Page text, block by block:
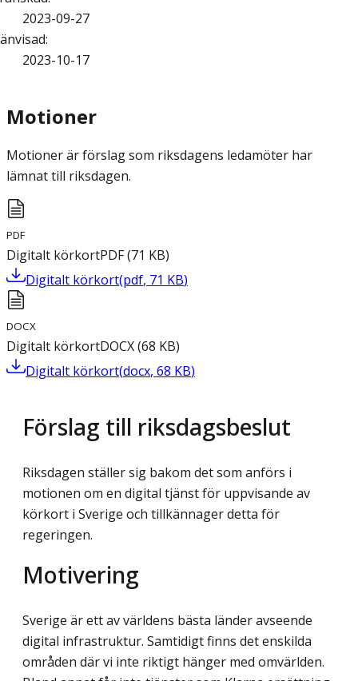
2023-09-27
:
2023-10-17
Motioner
Motioner är förslag som riksdagens ledamöter har
lämnat till riksdagen.
PDF
Digitalt körkortPDF(71 KB)
Digitalt körkort(pdf, 71 KB)
DOCX
Digitalt körkortDOCX(68 KB)
Digitalt körkort(docx, 68 KB)
Förslag till riksdagsbeslut
Riksdagen ställer sig bakom det som anförs i
motionen om en digital tjänst för uppvisande av
körkort i Sverige och tillkännager detta för
regeringen.
Motivering
Sverige är ett av världens bästa länder avseende
digital infrastruktur. Samtidigt finns det enskilda
områden där vi inte riktigt hänger med omvärlden.